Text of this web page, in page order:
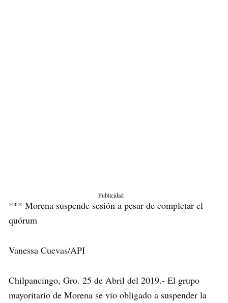
Publicidad
*** Morena suspende sesión a pesar de completar el
quórum
Vanessa Cuevas/API
Chilpancingo, Gro. 25 de Abril del 2019.- El grupo
mayoritario de Morena se vio obligado a suspender la